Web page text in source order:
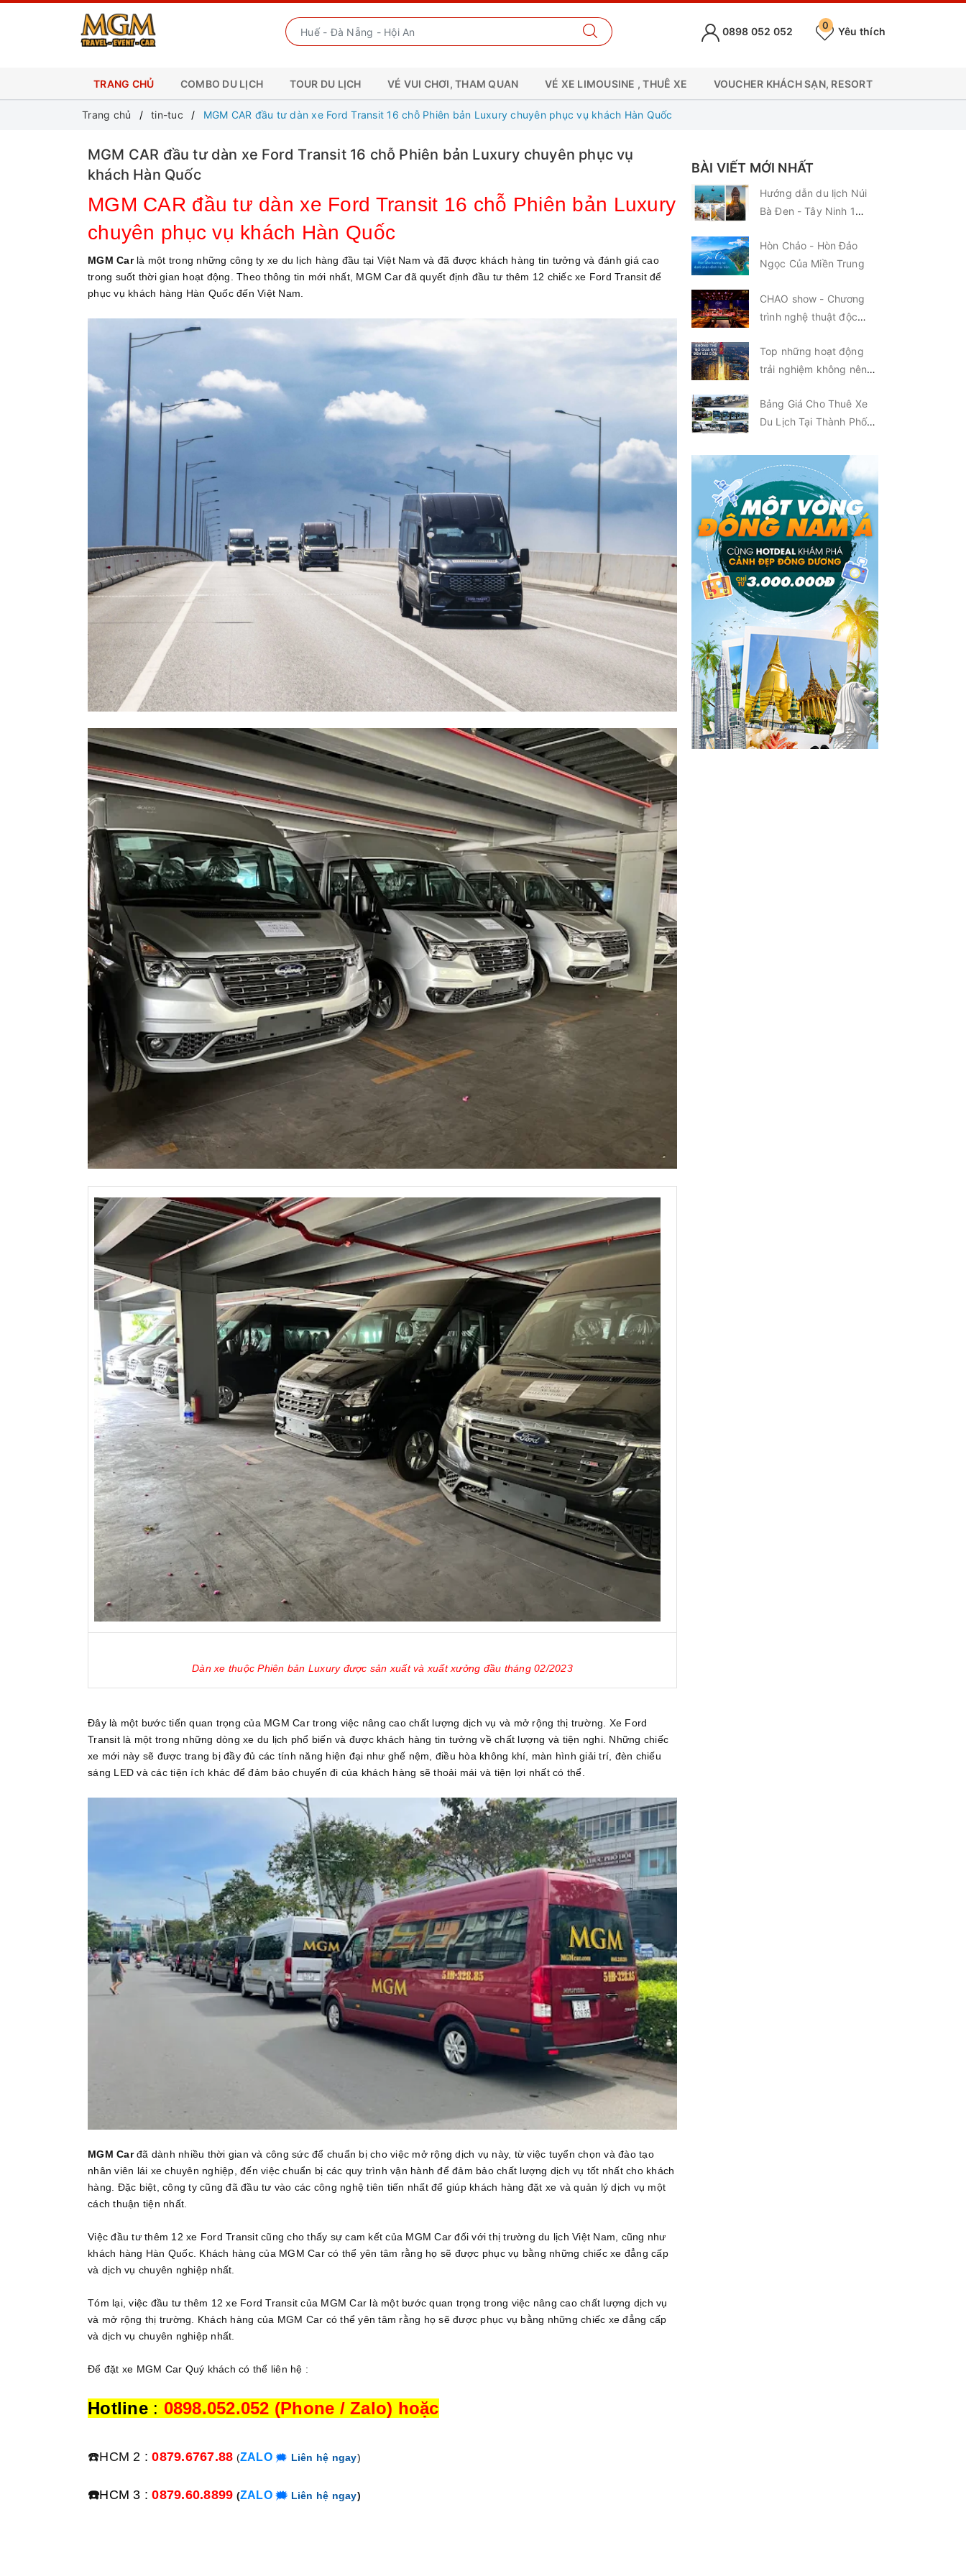
Yêu thích
0
0898 052 052
TRANG CHỦ COMBO DU LỊCH TOUR DU LỊCH VÉ VUI CHƠI, THAM QUAN VÉ XE LIMOUSINE , THUÊ XE VOUCHER KHÁCH SẠN, RESORT
Trang chủ tin-tuc MGM CAR đầu tư dàn xe Ford Transit 16 chỗ Phiên bản Luxury chuyên phục vụ khách Hàn Quốc
MGM CAR đầu tư dàn xe Ford Transit 16 chỗ Phiên bản Luxury chuyên phục vụ
khách Hàn Quốc
MGM CAR đầu tư dàn xe Ford Transit 16 chỗ Phiên bản Luxury
chuyên phục vụ khách Hàn Quốc
MGM Carlà một trong những công ty xe du lịch hàng đầu tại Việt Nam và đã được khách hàng tin tưởng và đánh giá cao
trong suốt thời gian hoạt động. Theo thông tin mới nhất, MGM Car đã quyết định đầu tư thêm 12 chiếc xe Ford Transit để
phục vụ khách hàng Hàn Quốc đến Việt Nam.
Dàn xe thuộc Phiên bản Luxury được sản xuất và xuất xưởng đầu tháng 02/2023
Đây là một bước tiến quan trọng của MGM Car trong việc nâng cao chất lượng dịch vụ và mở rộng thị trường. Xe Ford
Transit là một trong những dòng xe du lịch phổ biến và được khách hàng tin tưởng về chất lượng và tiện nghi. Những chiếc
xe mới này sẽ được trang bị đầy đủ các tính năng hiện đại như ghế nệm, điều hòa không khí, màn hình giải trí, đèn chiếu
sáng LED và các tiện ích khác để đảm bảo chuyến đi của khách hàng sẽ thoải mái và tiện lợi nhất có thể.
MGM Carđã dành nhiều thời gian và công sức để chuẩn bị cho việc mở rộng dịch vụ này, từ việc tuyển chọn và đào tạo
nhân viên lái xe chuyên nghiệp, đến việc chuẩn bị các quy trình vận hành để đảm bảo chất lượng dịch vụ tốt nhất cho khách
hàng. Đặc biệt, công ty cũng đã đầu tư vào các công nghệ tiên tiến nhất để giúp khách hàng đặt xe và quản lý dịch vụ một
cách thuận tiện nhất.
Việc đầu tư thêm 12 xe Ford Transit cũng cho thấy sự cam kết của MGM Car đối với thị trường du lịch Việt Nam, cũng như
khách hàng Hàn Quốc. Khách hàng của MGM Car có thể yên tâm rằng họ sẽ được phục vụ bằng những chiếc xe đẳng cấp
và dịch vụ chuyên nghiệp nhất.
Tóm lại, việc đầu tư thêm 12 xe Ford Transit của MGM Car là một bước quan trọng trong việc nâng cao chất lượng dịch vụ
và mở rộng thị trường. Khách hàng của MGM Car có thể yên tâm rằng họ sẽ được phục vụ bằng những chiếc xe đẳng cấp
và dịch vụ chuyên nghiệp nhất.
Để đặt xe MGM Car Quý khách có thể liên hệ :
Hotline : 0898.052.052 (Phone / Zalo) hoặc
☎️HCM 2 :0879.6767.88 (ZALO 🗯 Liên hệ ngay)
☎️HCM 3 :0879.60.8899 (ZALO 🗯 Liên hệ ngay)
BÀI VIẾT MỚI NHẤT
Hướng dẫn du lịch Núi
Bà Đen - Tây Ninh 1
Chí Minh
Hòn Chảo - Hòn Đảo
Ngọc Của Miền Trung
CHAO show - Chương
trình nghệ thuật độc
Top những hoạt động
trải nghiệm không nên
Bảng Giá Cho Thuê Xe
Du Lịch Tại Thành Phố